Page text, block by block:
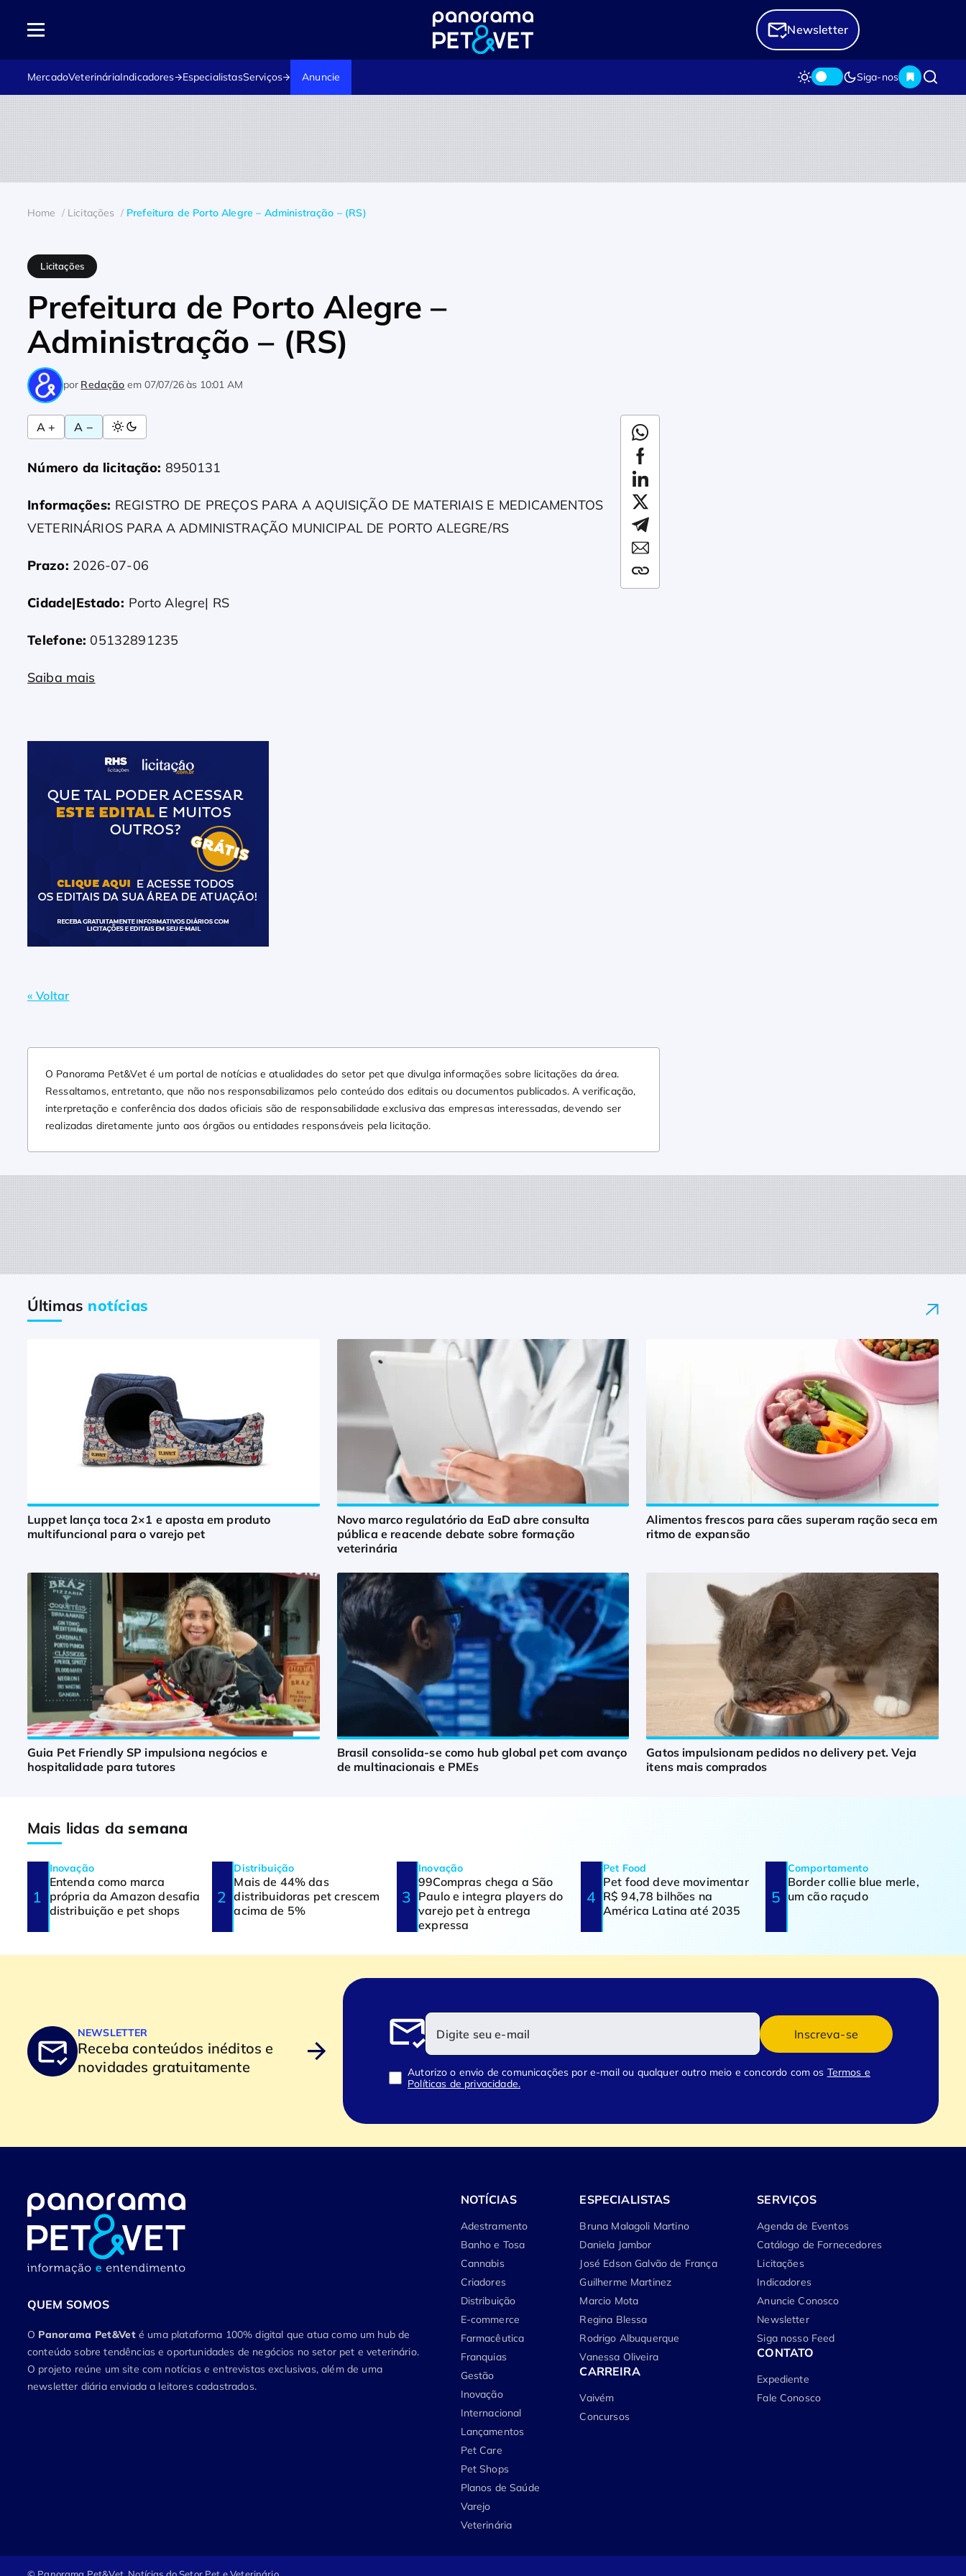
Newsletter
MercadoVeterináriaIndicadores EspecialistasServiços Anuncie Siga-nos
Home Licitações Prefeitura de Porto Alegre – Administração – (RS)
Licitações
Prefeitura de Porto Alegre –
Administração – (RS)
por Redação em 07/07/26 às 10:01 AM
A + A −
Número da licitação: 8950131
Informações: REGISTRO DE PREÇOS PARA A AQUISIÇÃO DE MATERIAIS E MEDICAMENTOS
VETERINÁRIOS PARA A ADMINISTRAÇÃO MUNICIPAL DE PORTO ALEGRE/RS
Prazo: 2026-07-06
Cidade|Estado: Porto Alegre| RS
Telefone: 05132891235
Saiba mais
« Voltar
O Panorama Pet&Vet é um portal de notícias e atualidades do setor pet que divulga informações sobre licitações da área.
Ressaltamos, entretanto, que não nos responsabilizamos pelo conteúdo dos editais ou documentos publicados. A verificação,
interpretação e conferência dos dados oficiais são de responsabilidade exclusiva das empresas interessadas, devendo ser
realizadas diretamente junto aos órgãos ou entidades responsáveis pela licitação.
Últimas notícias
Luppet lança toca 2×1 e aposta em produto
multifuncional para o varejo pet
Novo marco regulatório da EaD abre consulta
pública e reacende debate sobre formação
veterinária
Alimentos frescos para cães superam ração seca em
ritmo de expansão
Guia Pet Friendly SP impulsiona negócios e
hospitalidade para tutores
Brasil consolida-se como hub global pet com avanço
de multinacionais e PMEs
Gatos impulsionam pedidos no delivery pet. Veja
itens mais comprados
Mais lidas dasemana
Inovação
Entenda como marca
própria da Amazon desafia
distribuição e pet shops
Distribuição
Mais de 44% das
distribuidoras pet crescem
acima de 5%
Inovação
99Compras chega a São
Paulo e integra players do
varejo pet à entrega
expressa
Pet Food
Pet food deve movimentar
R$ 94,78 bilhões na
América Latina até 2035
Comportamento
Border collie blue merle,
um cão raçudo
NEWSLETTER
Receba conteúdos inéditos e
novidades gratuitamente
Inscreva-se
Autorizo o envio de comunicações por e-mail ou qualquer outro meio e concordo com os Termos e
Políticas de privacidade.
QUEM SOMOS
O Panorama Pet&Veté uma plataforma 100% digital que atua como um hub de
conteúdo sobre tendências e oportunidades de negócios no setor pet e veterinário.
O projeto reúne um site com notícias e entrevistas exclusivas, além de uma
newsletter diária enviada a leitores cadastrados.
NOTÍCIAS
Adestramento
Banho e Tosa
Cannabis
Criadores
Distribuição
E-commerce
Farmacêutica
Franquias
Gestão
Inovação
Internacional
Lançamentos
Pet Care
Pet Shops
Planos de Saúde
Varejo
Veterinária
ESPECIALISTAS
Bruna Malagoli Martino
Daniela Jambor
José Edson Galvão de França
Guilherme Martinez
Marcio Mota
Regina Blessa
Rodrigo Albuquerque
Vanessa Oliveira
CARREIRA
Vaivém
Concursos
SERVIÇOS
Agenda de Eventos
Catálogo de Fornecedores
Licitações
Indicadores
Anuncie Conosco
Newsletter
Siga nosso Feed
CONTATO
Expediente
Fale Conosco